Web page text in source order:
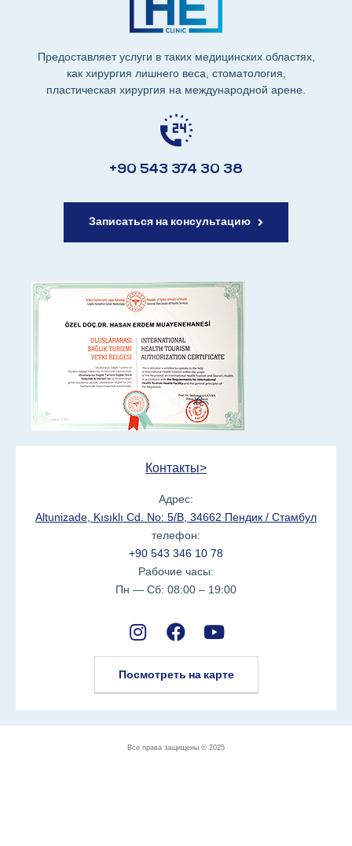
Предоставляет услуги в таких медицинских областях,
как хирургия лишнего веса, стоматология,
пластическая хирургия на международной арене.
+90 543 374 30 38
Записаться на консультацию
Контакты>
Адрес:
Altunizade, Kısıklı Cd. No: 5/B, 34662 Пендик / Стамбул
телефон:
+90 543 346 10 78
Рабочие часы:
Пн — Сб: 08:00 – 19:00
Посмотреть на карте
Все права защищены © 2025